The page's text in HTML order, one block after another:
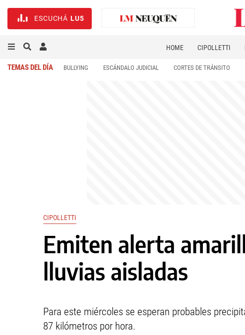
ESCUCHÁ LU5
HOME CIPOLLETTI
TEMAS DEL DÍA BULLYING ESCÁNDALO JUDICIAL CORTES DE TRÁNSITO
CIPOLLETTI
Emiten alerta
lluvias aisladas
Para este miércoles se esperan probables
87 kilómetros por hora.